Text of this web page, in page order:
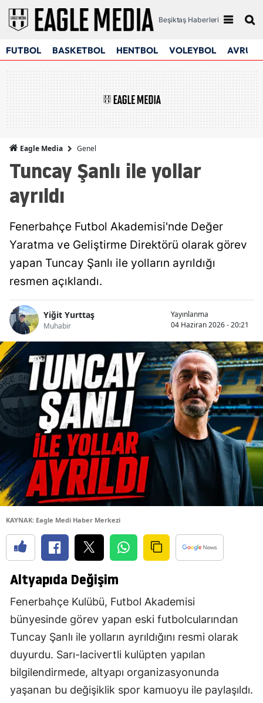
Beşiktaş Haberleri
FUTBOL BASKETBOL HENTBOL VOLEYBOL
Eagle Media Genel
Tuncay Şanlı ile yollar
ayrıldı
Fenerbahçe Futbol Akademisi'nde Değer
Yaratma ve Geliştirme Direktörü olarak görev
yapan Tuncay Şanlı ile yolların ayrıldığı
resmen açıklandı.
Yiğit Yurttaş
Muhabir
Yayınlanma
04 Haziran 2026 - 20:21
KAYNAK: Eagle Medi Haber Merkezi
Altyapıda Değişim
Fenerbahçe Kulübü, Futbol Akademisi
bünyesinde görev yapan eski futbolcularından
Tuncay Şanlı ile yolların ayrıldığını resmi olarak
duyurdu. Sarı-lacivertli kulüpten yapılan
bilgilendirmede, altyapı organizasyonunda
yaşanan bu değişiklik spor kamuoyu ile paylaşıldı.